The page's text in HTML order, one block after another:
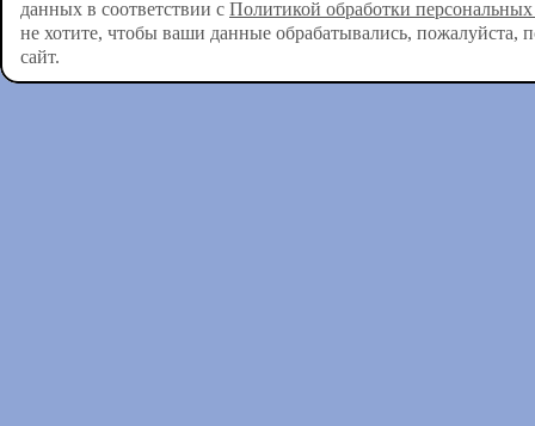
данных в соответствии с Политикой обработки
не хотите, чтобы ваши данные обрабатывались, пожалуйста,
сайт.